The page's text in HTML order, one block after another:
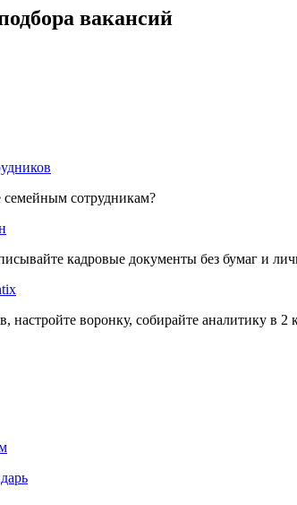
вакансий
семейным сотрудникам?
кадровые документы без бумаг и
настройте воронку, собирайте аналитику в 2